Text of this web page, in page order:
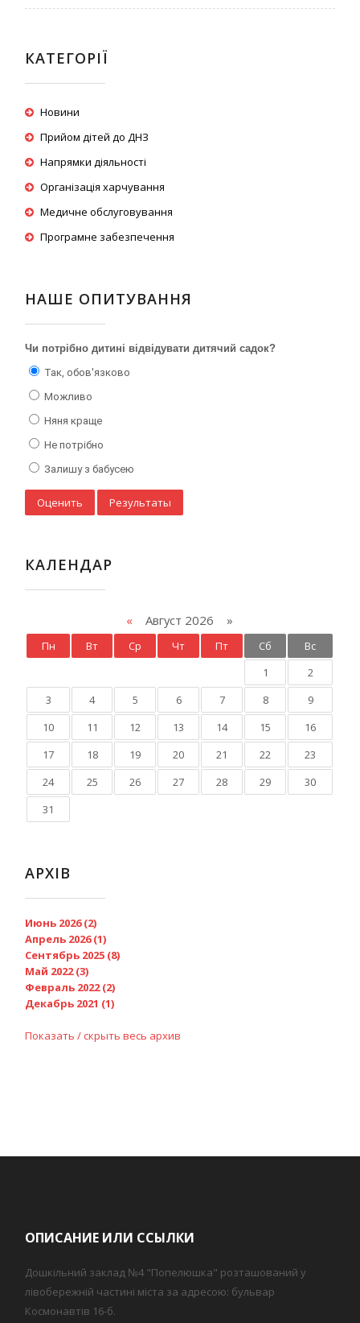
КАТЕГОРІЇ
Новини
Прийом дітей до ДНЗ
Напрямки діяльності
Організація харчування
Медичне обслуговування
Програмне забезпечення
НАШЕ ОПИТУВАННЯ
Чи потрібно дитині відвідувати дитячий садок?
Так, обов'язково
Можливо
Няня краще
Не потрібно
Залишу з бабусею
КАЛЕНДАР
« Август 2026 »
Пн Вт Ср Чт Пт Сб
Вс
1
2
3
4 5 6 7 8
9
10
11 12 13 14 15
16
17
18 19 20 21 22
23
24
25 26 27 28 29
30
31
АРХІВ
Июнь 2026 (2)
Апрель 2026 (1)
Сентябрь 2025 (8)
Май 2022 (3)
Февраль 2022 (2)
Декабрь 2021 (1)
Показать / скрыть весь архив
ОПИСАНИЕ ИЛИ ССЫЛКИ
Дошкільний заклад №4 "Попелюшка" розташований у
лівобережній частині міста за адресою: бульвар
Космонавтів 16-б.